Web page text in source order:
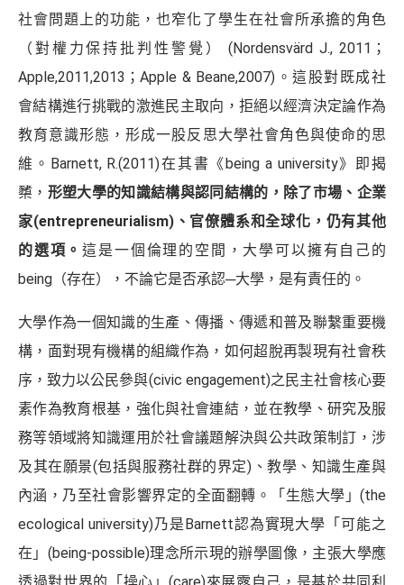
社會問題上的功能，也窄化了學生在社會所承擔的角色
（對權力保持批判性警覺） (Nordensvärd J., 2011；
Apple,2011,2013；Apple & Beane,2007)。這股對既成社
會結構進行挑戰的激進民主取向，拒絕以經濟決定論作為
教育意識形態，形成一股反思大學社會角色與使命的思
維。Barnett, R.(2011)在其書《being a university》即揭
櫫， 形塑大學的知識結構與認同結構的，除了市場、企業
家(entrepreneurialism)、官僚體系和全球化，仍有其他
的選項。這是一個倫理的空間，大學可以擁有自己的
being（存在），不論它是否承認─大學，是有責任的。
大學作為一個知識的生產、傳播、傳遞和普及聯繫重要機
構，面對現有機構的組織作為，如何超脫再製現有社會秩
序，致力以公民參與(civic engagement)之民主社會核心要
素作為教育根基，強化與社會連結，並在教學、研究及服
務等領域將知識運用於社會議題解決與公共政策制訂，涉
及其在願景(包括與服務社群的界定)、教學、知識生產與
內涵，乃至社會影響界定的全面翻轉。「生態大學」(the
ecological university)乃是Barnett認為實現大學「可能之
在」(being-possible)理念所示現的辦學圖像，主張大學應